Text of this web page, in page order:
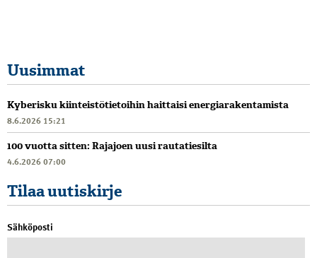
Uusimmat
Kyberisku kiinteistötietoihin haittaisi energiarakentamista
8.6.2026 15:21
100 vuotta sitten: Rajajoen uusi rautatiesilta
4.6.2026 07:00
Tilaa uutiskirje
Sähköposti